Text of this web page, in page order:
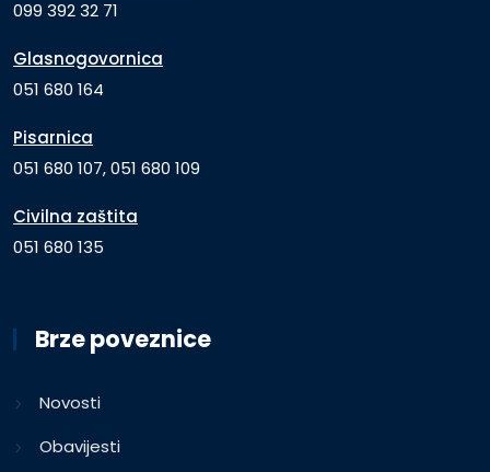
099 392 32 71
Glasnogovornica
051 680 164
Pisarnica
051 680 107, 051 680 109
Civilna zaštita
051 680 135
Brze poveznice
Novosti
Obavijesti